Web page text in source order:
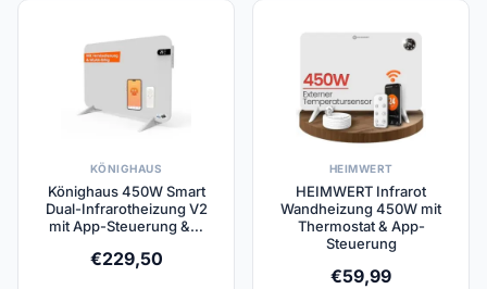
KÖNIGHAUS
Könighaus 450W Smart
Dual-Infrarotheizung V2
mit App-Steuerung &…
€229,50
HEIMWERT
HEIMWERT Infrarot
Wandheizung 450W mit
Thermostat & App-
Steuerung
€59,99